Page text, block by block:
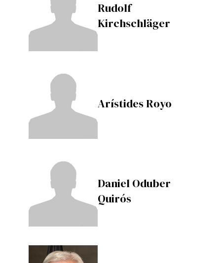
Rudolf
Kirchschläger
Arístides Royo
Daniel Oduber
Quirós